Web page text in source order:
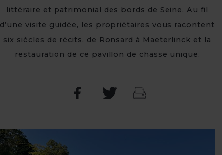
littéraire et patrimonial des bords de Seine. Au fil
d’une visite guidée, les propriétaires vous racontent
six siècles de récits, de Ronsard à Maeterlinck et la
restauration de ce pavillon de chasse unique.